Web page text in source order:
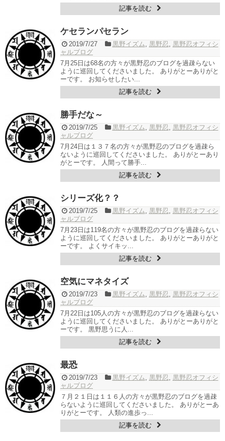
記事を読む
ケセランパセラン
2019/7/27 黒野イズム 黒野忍 黒野忍オフィシ
ャルブログ
7月25日は68名の方々が黒野忍のブログを過疎らない
ように巡回してくださいました。 ありがとーありがと
ーです。 お知らせしたい...
記事を読む
勝手だな～
2019/7/25 黒野イズム 黒野忍 黒野忍オフィシ
ャルブログ
7月24日は１３７名の方々が黒野忍のブログを過疎ら
ないように巡回してくださいました。 ありがとーあり
がとーです。 人間って勝手...
記事を読む
シリーズ化？？
2019/7/25 黒野イズム 黒野忍 黒野忍オフィシ
ャルブログ
7月23日は119名の方々が黒野忍のブログを過疎らない
ように巡回してくださいました。 ありがとーありがと
ーです。 よくサイキッ...
記事を読む
空気にマネタイズ
2019/7/23 黒野イズム 黒野忍 黒野忍オフィシ
ャルブログ
7月22日は105人の方々が黒野忍のブログを過疎らない
ように巡回してくださいました。 ありがとーありがと
ーです。 黒野思うに人...
記事を読む
最恐
2019/7/23 黒野イズム 黒野忍 黒野忍オフィシ
ャルブログ
７月２１日は１１６人の方々が黒野忍のブログを過疎
らないように巡回してくださいました。 ありがとーあ
りがとーです。 人類の進歩っ...
記事を読む